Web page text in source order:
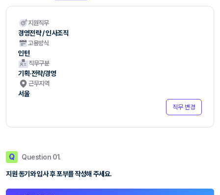
지원직무
경영전략 / 인사조직
고용방식
인턴
직무구분
기획·전략/경영
근무지역
서울
직무 변경
Q Question 01.
지원 동기와 입사 후 포부를 작성해 주세요.